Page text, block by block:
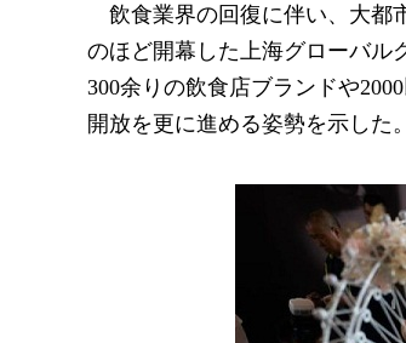
飲食業界の回復に伴い、大都
のほど開幕した上海グローバル
300余りの飲食店ブランドや
開放を更に進める姿勢を示した。